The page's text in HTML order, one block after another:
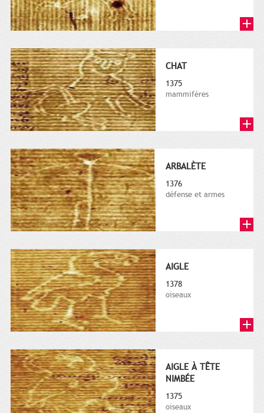
CHAT
1375
mammifères
ARBALÈTE
1376
défense et armes
AIGLE
1378
oiseaux
AIGLE À TÊTE
NIMBÉE
1375
oiseaux